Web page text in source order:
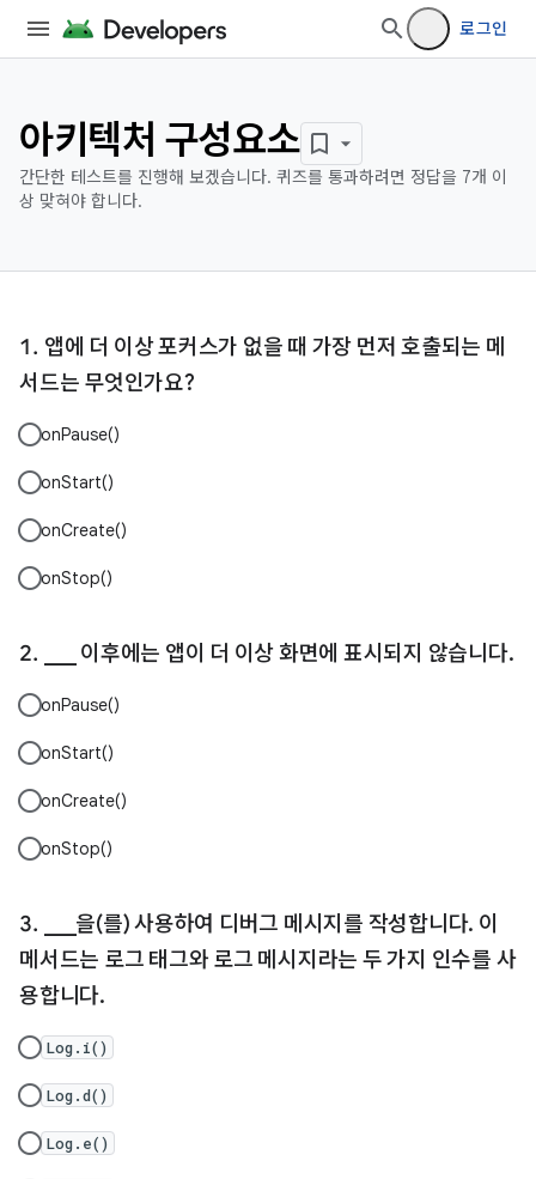
로그인
아키텍처 구성요소
간단한 테스트를 진행해 보겠습니다. 퀴즈를 통과하려면 정답을 7개 이
상 맞혀야 합니다.
앱에 더 이상 포커스가 없을 때 가장 먼저 호출되는 메
서드는 무엇인가요?
onPause()
onStart()
onCreate()
onStop()
___ 이후에는 앱이 더 이상 화면에 표시되지 않습니다.
onPause()
onStart()
onCreate()
onStop()
___을(를) 사용하여 디버그 메시지를 작성합니다. 이
메서드는 로그 태그와 로그 메시지라는 두 가지 인수를 사
용합니다.
Log.i()
Log.d()
Log.e()